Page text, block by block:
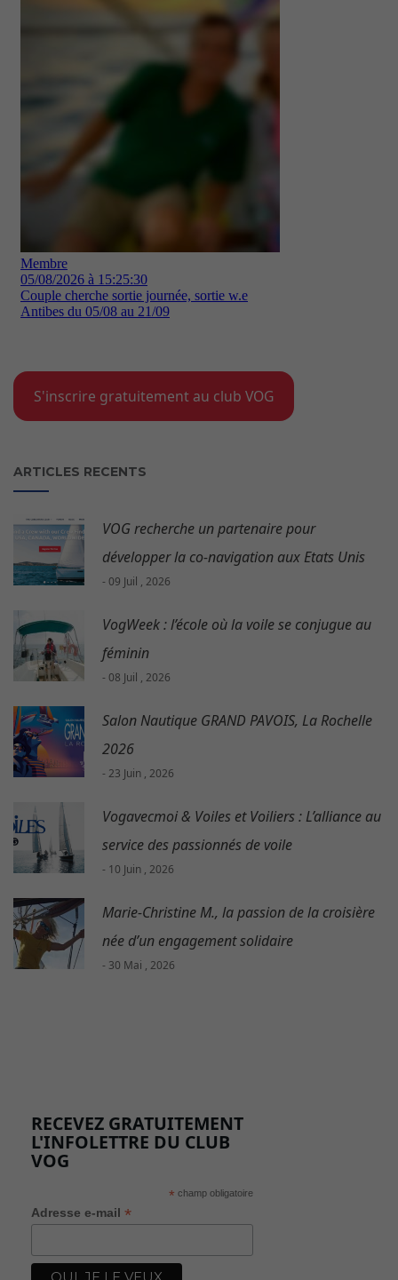
S'inscrire gratuitement au club VOG
ARTICLES RECENTS
VOG recherche un partenaire pour
développer la co-navigation aux Etats Unis
- 09 Juil , 2026
VogWeek : l’école où la voile se conjugue au
féminin
- 08 Juil , 2026
Salon Nautique GRAND PAVOIS, La Rochelle
2026
- 23 Juin , 2026
Vogavecmoi & Voiles et Voiliers : L’alliance au
service des passionnés de voile
- 10 Juin , 2026
Marie-Christine M., la passion de la croisière
née d’un engagement solidaire
- 30 Mai , 2026
RECEVEZ GRATUITEMENT
L'INFOLETTRE DU CLUB
VOG
* champ obligatoire
Adresse e-mail *